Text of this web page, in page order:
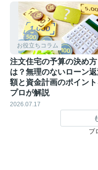
お役立ちコラム
注文住宅の予算の決め方
は？無理のないローン
額と資金計画のポイン
プロが解説
2026.07.17
ブ